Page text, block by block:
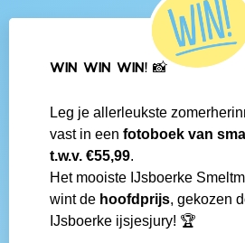
Navigatie
Contact
Social media
IJsboerke-
Fanmail
IJsboerke
WIN WIN WIN! 📸
Leg je allerleukste
vast in een fotoboek van
t.w.v. €55,99.
Het mooiste IJsboerke
wint de hoofdprijs, gekozen
IJsboerke ijsjesjury! 🏆